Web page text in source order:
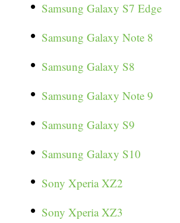
Samsung Galaxy S7 Edge
Samsung Galaxy Note 8
Samsung Galaxy S8
Samsung Galaxy Note 9
Samsung Galaxy S9
Samsung Galaxy S10
Sony Xperia XZ2
Sony Xperia XZ3